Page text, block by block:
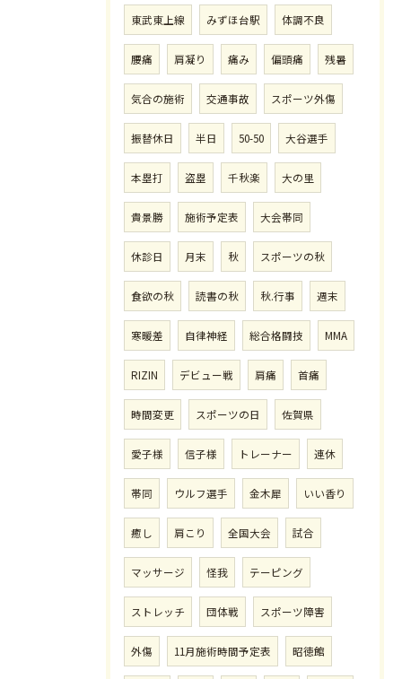
東武東上線 みずほ台駅 体調不良
腰痛 肩凝り 痛み 偏頭痛 残暑
気合の施術 交通事故 スポーツ外傷
振替休日 半日 50-50 大谷選手
本塁打 盗塁 千秋楽 大の里
貴景勝 施術予定表 大会帯同
休診日 月末 秋 スポーツの秋
食欲の秋 読書の秋 秋.行事 週末
寒暖差 自律神経 総合格闘技 MMA
RIZIN デビュー戦 肩痛 首痛
時間変更 スポーツの日 佐賀県
愛子様 信子様 トレーナー 連休
帯同 ウルフ選手 金木犀 いい香り
癒し 肩こり 全国大会 試合
マッサージ 怪我 テーピング
ストレッチ 団体戦 スポーツ障害
外傷 11月施術時間予定表 昭徳館